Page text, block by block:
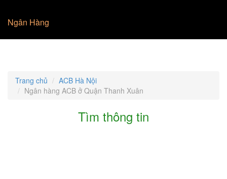
Ngân Hàng
Trang chủ
ACB Hà Nội
Ngân hàng ACB ở Quận Thanh Xuân
Tìm thông tin